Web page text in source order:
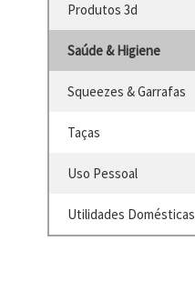
Produtos 3d
Saúde & Higiene
Squeezes & Garrafas
Taças
Uso Pessoal
Utilidades Domésticas